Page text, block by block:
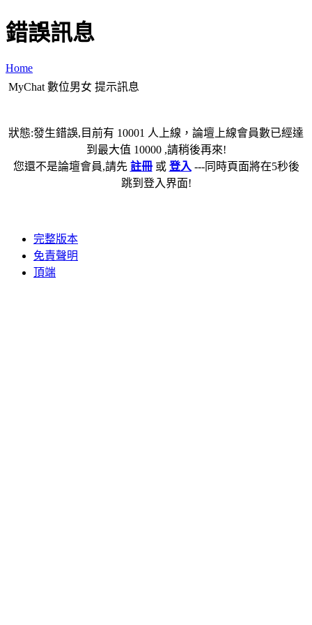
錯誤訊息
Home
MyChat 數位男女 提示訊息
狀態:發生錯誤,目前有 10001 人上線，論壇上線會員數已經達
到最大值 10000 ,請稍後再來!
您還不是論壇會員,請先 註冊或 登入 ---同時頁面將在5秒後
跳到登入界面!
完整版本
免責聲明
頂端